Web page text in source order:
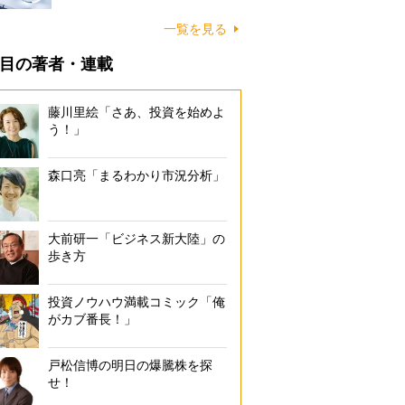
一覧を見る
の著者・連載
藤川里絵「さあ、投資を始めよ
う！」
森口亮「まるわかり市況分析」
大前研一「ビジネス新大陸」の
歩き方
投資ノウハウ満載コミック「俺
がカブ番長！」
戸松信博の明日の爆騰株を探
せ！